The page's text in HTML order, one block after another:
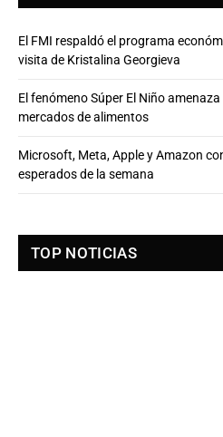
El FMI respaldó el programa
visita de Kristalina Georgieva
El fenómeno Súper El Niño
mercados de alimentos
Microsoft, Meta, Apple y Amazon
esperados de la semana
TOP NOTICIAS